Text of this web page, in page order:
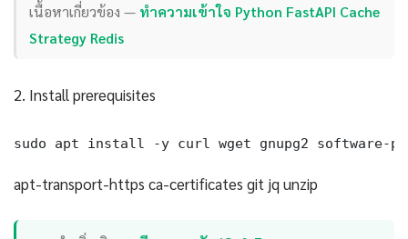
เนื้อหาเกี่ยวข้อง — ทำความเข้าใจ Python FastAPI Cache
Strategy Redis
2. Install prerequisites
sudo apt install -y curl wget gnupg2 software-
apt-transport-https ca-certificates git jq unzip